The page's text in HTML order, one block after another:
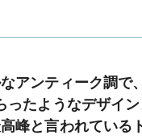
アンティーク調で
ったようなデザイ
峰と言われている